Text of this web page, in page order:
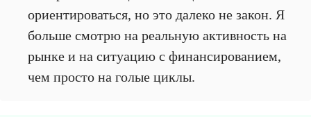
ориентироваться, но это далеко не закон. Я
больше смотрю на реальную активность на
рынке и на ситуацию с финансированием,
чем просто на голые циклы.